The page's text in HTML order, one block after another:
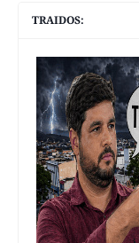
TRAIDOS: